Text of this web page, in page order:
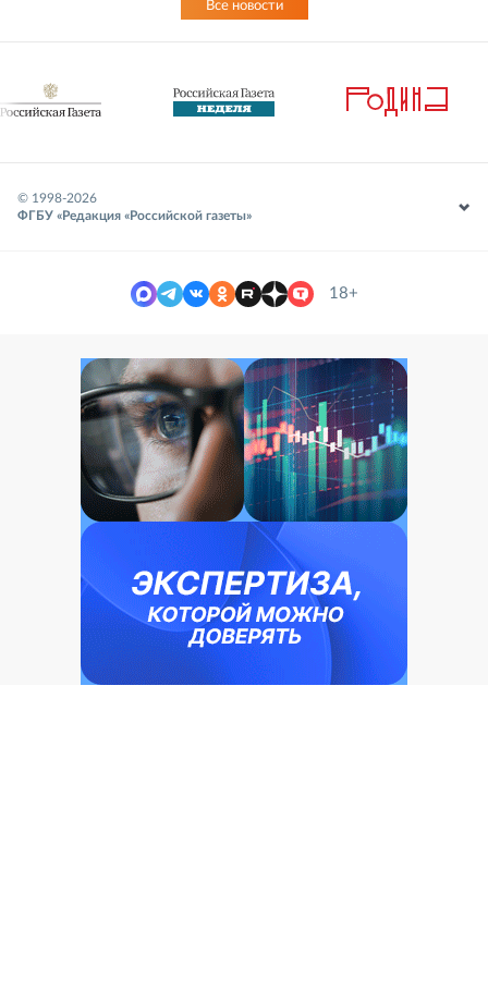
Все новости
© 1998-2026
ФГБУ «Редакция «Российской газеты»
18+